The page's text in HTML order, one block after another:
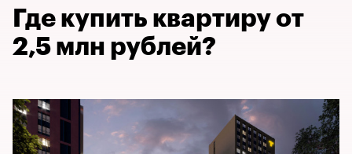
Где купить квартиру от
2,5 млн рублей?